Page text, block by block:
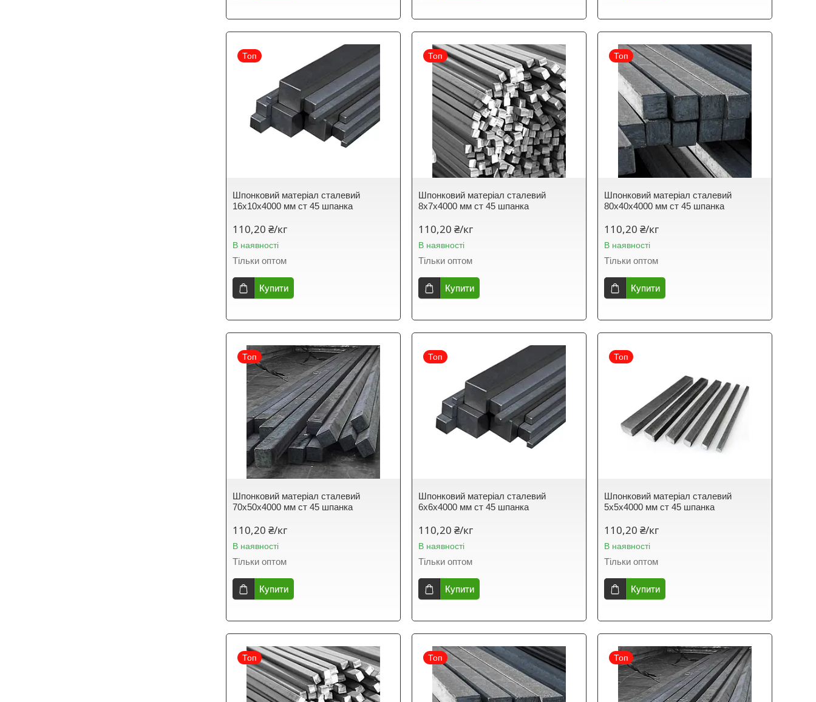
Топ
Шпонковий матеріал сталевий
16х10х4000 мм ст 45 шпанка
110,20 ₴/кг
В наявності
Тільки оптом
Купити
Топ
Шпонковий матеріал сталевий
8х7х4000 мм ст 45 шпанка
110,20 ₴/кг
В наявності
Тільки оптом
Купити
Топ
Шпонковий матеріал сталевий
80х40х4000 мм ст 45 шпанка
110,20 ₴/кг
В наявності
Тільки оптом
Купити
Топ
Шпонковий матеріал сталевий
70х50х4000 мм ст 45 шпанка
110,20 ₴/кг
В наявності
Тільки оптом
Купити
Топ
Шпонковий матеріал сталевий
6х6х4000 мм ст 45 шпанка
110,20 ₴/кг
В наявності
Тільки оптом
Купити
Топ
Шпонковий матеріал сталевий
5х5х4000 мм ст 45 шпанка
110,20 ₴/кг
В наявності
Тільки оптом
Купити
Топ Топ Топ